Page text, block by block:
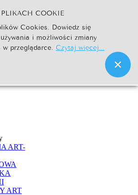
Go
ART-
ART
COOKIE
Cookies. Dowiedz się
i możliwości zmiany
przeglądarce. Czytaj więcej...